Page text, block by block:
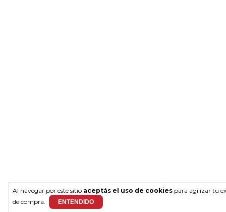
Al navegar por este sitio aceptás el uso de cookies para agilizar tu
de compra.
ENTENDIDO